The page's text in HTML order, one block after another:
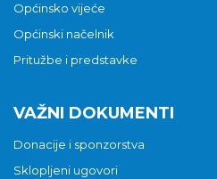
Općinsko vijeće
Općinski načelnik
Pritužbe i predstavke
VAŽNI DOKUMENTI
Donacije i sponzorstva
Sklopljeni ugovori